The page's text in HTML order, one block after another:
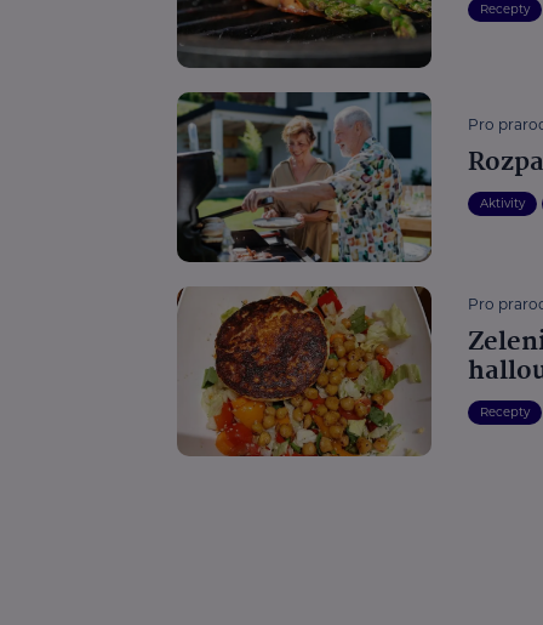
Recepty
Pro
Aktivity
Pro
Recepty